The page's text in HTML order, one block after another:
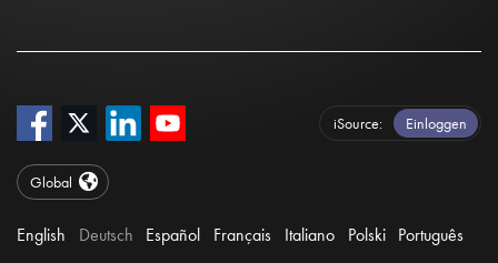
iSource Einloggen
Global
English Deutsch Español Français Italiano Polski Português